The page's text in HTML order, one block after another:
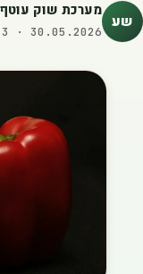
שע מערכת שוק עוטף
30.05.2026
·
3